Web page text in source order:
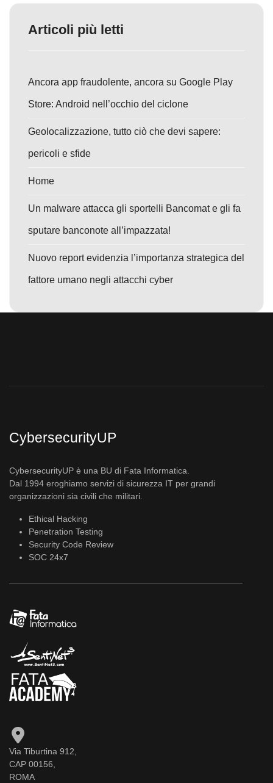
Articoli più letti
Ancora app fraudolente, ancora su Google Play
Store: Android nell’occhio del ciclone
Geolocalizzazione, tutto ciò che devi sapere:
pericoli e sfide
Home
Un malware attacca gli sportelli Bancomat e gli fa
sputare banconote all’impazzata!
Nuovo report evidenzia l’importanza strategica del
fattore umano negli attacchi cyber
CybersecurityUP
CybersecurityUP è una BU di Fata Informatica.
Dal 1994 eroghiamo servizi di sicurezza IT per grandi
organizzazioni sia civili che militari.
Ethical Hacking
Penetration Testing
Security Code Review
SOC 24x7
Via Tiburtina 912,
CAP 00156,
ROMA